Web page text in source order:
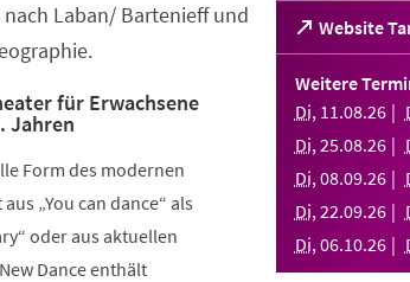
Website
(Öffnet
in
einem
neuen
Tab)
Weitere
Di, 11.08.26
Di,25.08.26
Di,08.09.26
Di,22.09.26
Di,06.10.26
Laban/ Bartenieff und
für Erwachsene
Jahren
Form des modernen
„You can dance“ als
oder aus aktuellen
Dance enthält